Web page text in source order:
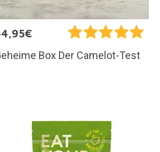
Box Der Camelot-Test